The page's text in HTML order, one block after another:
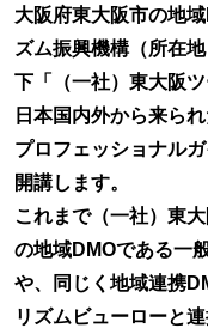
大阪府東大阪市の地
ズム振興機構（所在
下「（一社）東大阪
日本国内外から来ら
プロフェッショナル
開講します。
これまで（一社）東
の地域DMOである一
や、同じく地域連携
リズムビューローと